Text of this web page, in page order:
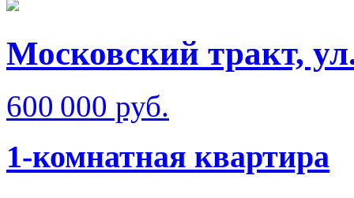
Московский тракт,
600 000 руб.
1-комнатная квартира